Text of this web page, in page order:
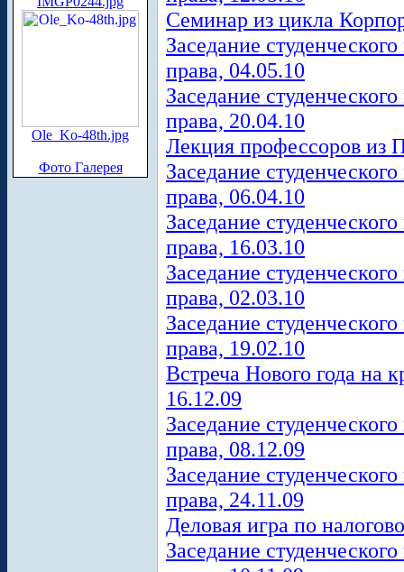
Ole_Ko-48th.jpg
Фото Галерея
Cеминар из цикла
Заседание
права, 04.05.10
Заседание
права, 20.04.10
Лекция профессоров из
Заседание
права, 06.04.10
Заседание
права, 16.03.10
Заседание
права, 02.03.10
Заседание
права, 19.02.10
Встреча Нового года на
16.12.09
Заседание
права, 08.12.09
Заседание
права, 24.11.09
Деловая игра по
Заседание